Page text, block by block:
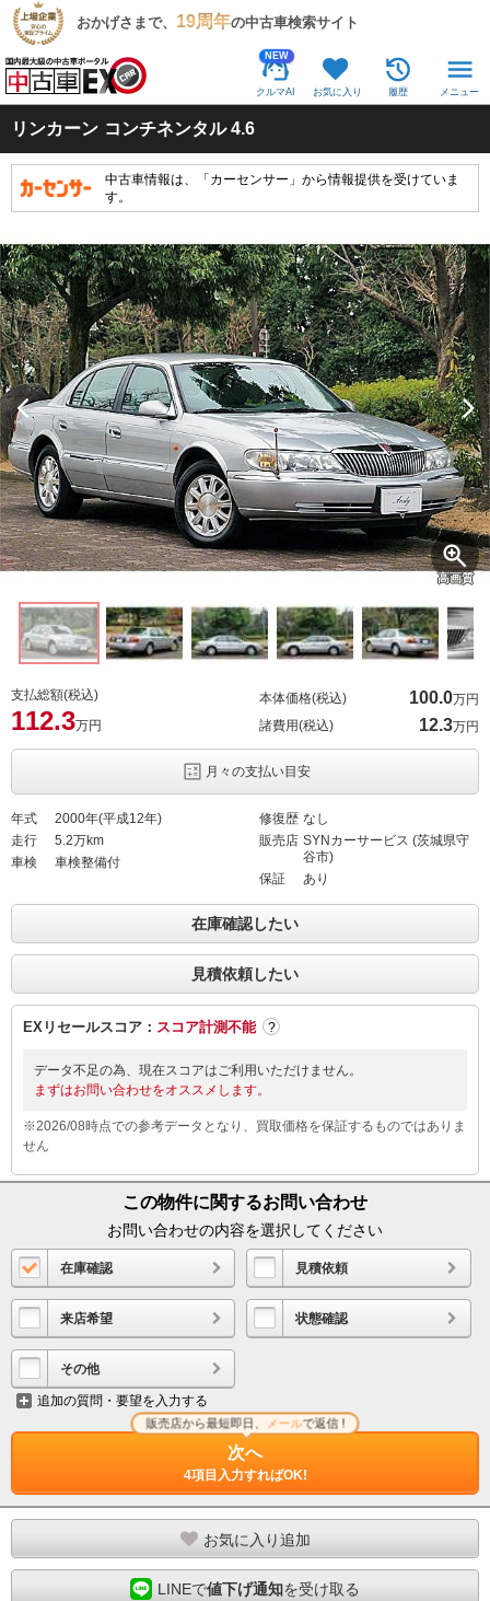
おかげさまで、 19周年の中古車検索サイト
NEW
クルマAI お気に入り 履歴 メニュー
リンカーン コンチネンタル 4.6
中古車情報は、「カーセンサー」から情報提供を受けていま
す。
高画質
支払総額(税込)
112.3万円
本体価格(税込) 100.0万円
諸費用(税込)
12.3万円
月々の支払い目安
年式
2000年(平成12年)
走行
5.2万km
車検
車検整備付
修復歴 なし
販売店 SYNカーサービス (茨城県守
谷市)
保証
あり
在庫確認したい
見積依頼したい
EXリセールスコア： スコア計測不能 ?
データ不足の為、現在スコアはご利用いただけません。
まずはお問い合わせをオススメします。
※2026/08時点での参考データとなり、買取価格を保証するものではありま
せん
この物件に関するお問い合わせ
お問い合わせの内容を選択してください
在庫確認 見積依頼
来店希望 状態確認
その他
追加の質問・要望を入力する
次へ
4項目入力すればOK!
販売店から最短即日、 メールで返信 !
お気に入り追加
LINEで値下げ通知を受け取る